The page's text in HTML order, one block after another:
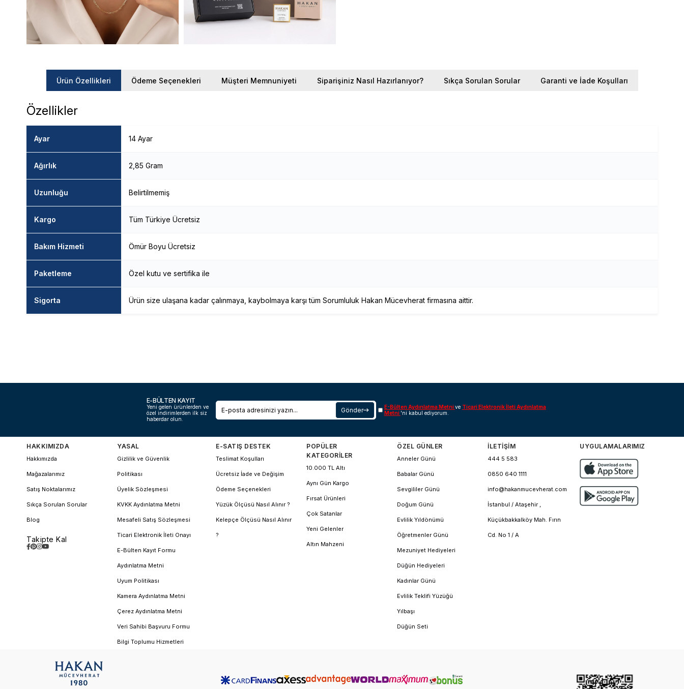
Ürün Özellikleri Ödeme Seçenekleri Müşteri Memnuniyeti Siparişiniz Nasıl Hazırlanıyor? Sıkça Sorulan Sorular Garanti ve İade Koşulları
Özellikler
Ayar 14 Ayar
Ağırlık 2,85 Gram
Uzunluğu Belirtilmemiş
Kargo Tüm Türkiye Ücretsiz
Bakım Hizmeti Ömür Boyu Ücretsiz
Paketleme Özel kutu ve sertifika ile
Sigorta Ürün size ulaşana kadar çalınmaya, kaybolmaya karşı tüm Sorumluluk Hakan Mücevherat firmasına aittir.
E-BÜLTEN KAYIT
Yeni gelen ürünlerden ve
özel indirimlerden ilk siz
haberdar olun.
Gönder E-Bülten Aydınlatma Metnive Ticari Elektronik İleti Aydınlatma
Metni 'ni kabul ediyorum.
HAKKIMIZDA
Hakkımızda
Mağazalarımız
Satış Noktalarımız
Sıkça Sorulan Sorular
Blog
Takipte Kal
YASAL
Gizlilik ve Güvenlik
Politikası
Üyelik Sözleşmesi
KVKK Aydınlatma Metni
Mesafeli Satış Sözleşmesi
Ticari Elektronik İleti Onayı
E-Bülten Kayıt Formu
Aydınlatma Metni
Uyum Politikası
Kamera Aydınlatma Metni
Çerez Aydınlatma Metni
Veri Sahibi Başvuru Formu
Bilgi Toplumu Hizmetleri
E-SATIŞ DESTEK
Teslimat Koşulları
Ücretsiz İade ve Değişim
Ödeme Seçenekleri
Yüzük Ölçüsü Nasıl Alınır ?
Kelepçe Ölçüsü Nasıl Alınır
?
POPÜLER
KATEGORİLER
10.000 TL Altı
Aynı Gün Kargo
Fırsat Ürünleri
Çok Satanlar
Yeni Gelenler
Altın Mahzeni
ÖZEL GÜNLER
Anneler Günü
Babalar Günü
Sevgililer Günü
Doğum Günü
Evlilik Yıldönümü
Öğretmenler Günü
Mezuniyet Hediyeleri
Düğün Hediyeleri
Kadınlar Günü
Evlilik Teklifi Yüzüğü
Yılbaşı
Düğün Seti
İLETİŞİM
444 5 583
0850 640 1111
info@hakanmucevherat.com
İstanbul / Ataşehir ,
Küçükbakkalköy Mah. Fırın
Cd. No 1 / A
UYGULAMALARIMIZ